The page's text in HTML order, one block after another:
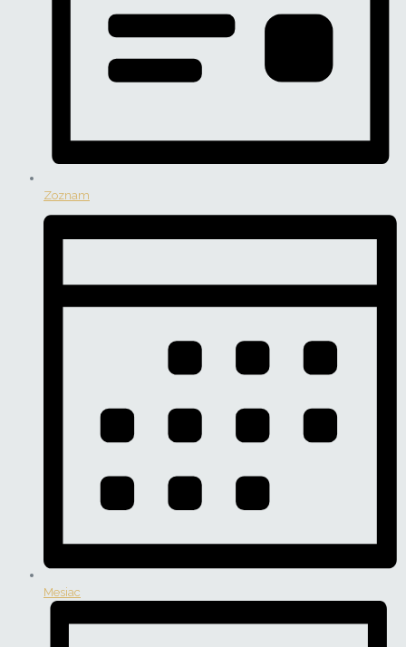
Zoznam
Mesiac